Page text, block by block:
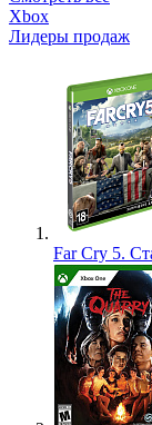
Xbox
Лидеры продаж
Far Cry 5.